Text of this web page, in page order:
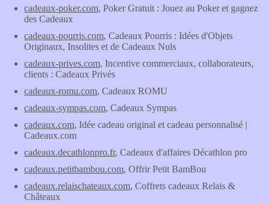
cadeaux-poker.com, Poker Gratuit : Jouez au Poker et gagnez
des Cadeaux
cadeaux-pourris.com, Cadeaux Pourris : Idées d'Objets
Originaux, Insolites et de Cadeaux Nuls
cadeaux-prives.com, Incentive commerciaux, collaborateurs,
clients : Cadeaux Privés
cadeaux-romu.com, Cadeaux ROMU
cadeaux-sympas.com, Cadeaux Sympas
cadeaux.com, Idée cadeau original et cadeau personnalisé |
Cadeaux.com
cadeaux.decathlonpro.fr, Cadeaux d'affaires Décathlon pro
cadeaux.petitbambou.com, Offrir Petit BamBou
cadeaux.relaischateaux.com, Coffrets cadeaux Relais &
Châteaux